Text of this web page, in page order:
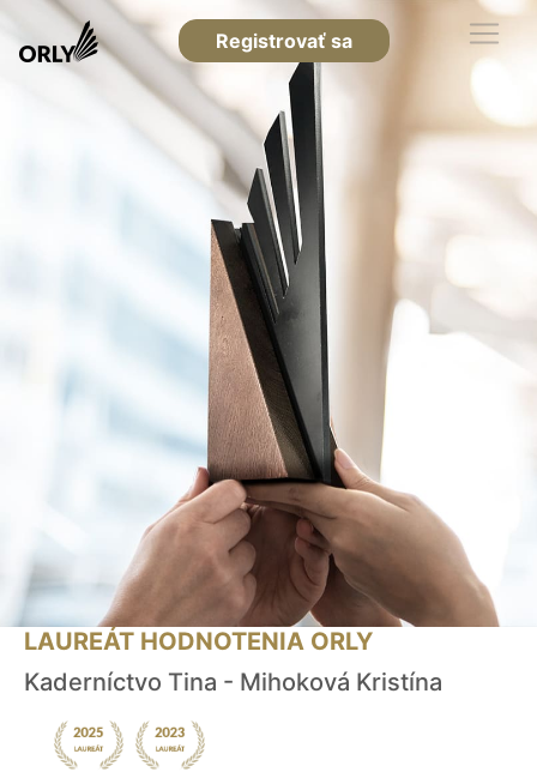
Registrovať sa
LAUREÁT HODNOTENIA ORLY
Kaderníctvo Tina - Mihoková Kristína